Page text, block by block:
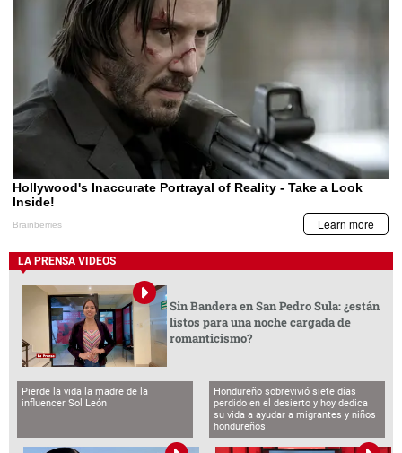
LA PRENSA VIDEOS
Sin Bandera en San Pedro Sula: ¿están
listos para una noche cargada de
romanticismo?
Pierde la vida la madre de la
influencer Sol León
Hondureño sobrevivió siete días
perdido en el desierto y hoy dedica
su vida a ayudar a migrantes y niños
hondureños